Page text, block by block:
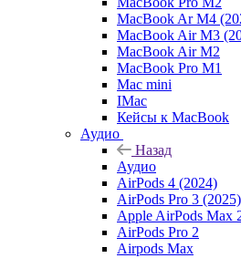
MacBook Ar M4
MacBook Air M3
MacBook Air M2
MacBook Pro M1
Mac mini
IMac
Кейсы к MacBook
Аудио
Назад
Аудио
AirPods 4 (2024)
AirPods Pro 3 (2025)
Apple AirPods Max
AirPods Pro 2
Airpods Max